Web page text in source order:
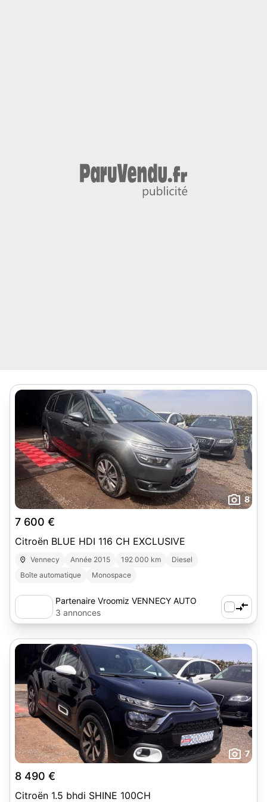
8
7 600 €
Citroën BLUE HDI 116 CH EXCLUSIVE
Vennecy Année 2015 192 000 km
Diesel
Boîte automatique
Monospace
Partenaire Vroomiz VENNECY AUTO
3 annonces
7
8 490 €
Citroën 1.5 bhdi SHINE 100CH